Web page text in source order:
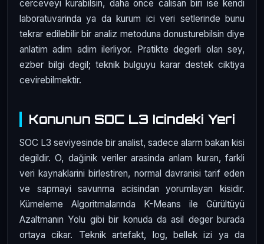
cerceveyi kurabilsin, daha once calisan biri ise kendi
laboratuvarinda ya da kurum ici veri setlerinde bunu
tekrar edilebilir bir analiz metoduna donusturebilsin diye
anlatim adim adim ilerliyor. Pratikte degerli olan sey,
ezber bilgi degil; teknik bulguyu karar destek ciktiya
cevirebilmektir.
Konunun SOC L3 Icindeki Yeri
SOC L3 seviyesinde bir analist, sadece alarm bakan kisi
degildir. O, dağinik veriler arasinda anlam kuran, farkli
veri kaynaklarini birlestiren, normal davranisi tarif eden
ve sapmayi savunma acisindan yorumlayan kisidir.
Kümeleme Algoritmalarında K-Means ile Gürültüyü
Azaltmanın Yolu gibi bir konuda da asil deger burada
ortaya cikar. Teknik artefakt, log, bellek izi ya da